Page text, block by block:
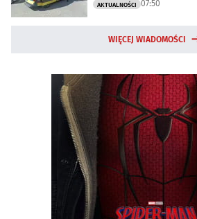
AKTUALNOŚCI 07:50
WIĘCEJ WIADOMOŚCI